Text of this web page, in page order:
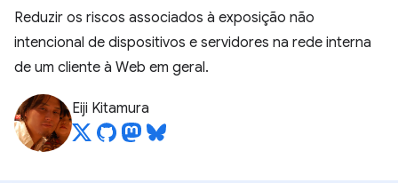
Reduzir os riscos associados à exposição não
intencional de dispositivos e servidores na rede interna
de um cliente à Web em geral.
Eiji Kitamura